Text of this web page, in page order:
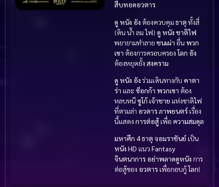
สืบทอดอวตาร
ดู หนัง อัง ต้องควบคุม ธาตุ ทั้งสี่
(ดิน น้ำ ลม ไฟ) ดู หนัง ชาติไฟ
พยายามทำลาย ชนเผ่า อื่น พวก
เขา ต้องการครอบครองโลก อัง
ต้องหยุดยั้ง สงคราม
ดู หนัง อัง ร่วมเดินทางกับ คาตา
ร่า และ ซ็อกก้า พวกเขา ต้อง
หลบหนี ซูโก้เจ้าชาย แห่งชาติไฟ
ที่ตามล่า อวตารภาพยนตร์เรื่อง
นี้แสดง การต่อสู้เพื่อ ความสมดุล
มหาศึก 4 ธาตุ จอมราชันย์เป็น
หนัง HD แนว Fantasy
จินตนาการ อย่าพลาดดูหนัง การ
ต่อสู้ของ อวตาร เพื่อกอบกู้โลก!